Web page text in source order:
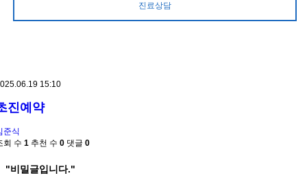
진료상담
15:10
진예약
준식
회 수 1 추천 수 0 댓글 0
"비밀글입니다."